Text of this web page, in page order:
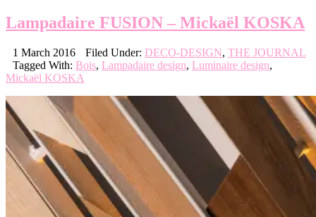
Lampadaire FUSION – Mickaël KOSKA
1 March 2016 Filed Under: DECO-DESIGN, THE JOURNAL
Tagged With: Bois, Lampadaire design, Luminaire design,
Mickaël KOSKA